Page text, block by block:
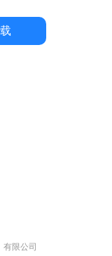
限公司